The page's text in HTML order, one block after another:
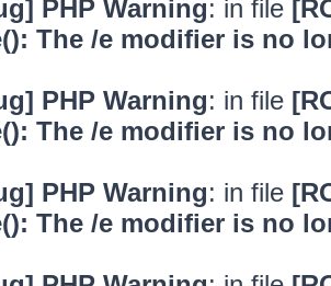
PHP Warning: in file
The /e modifier is no
PHP Warning: in file
The /e modifier is no
PHP Warning: in file
The /e modifier is no